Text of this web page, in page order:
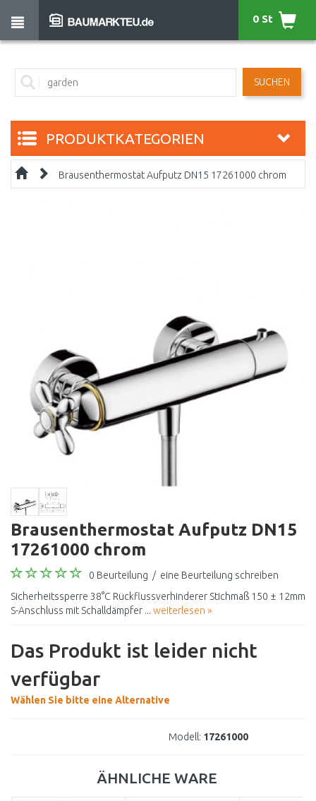
SUCHEN
0 St
PRODUKTKATEGORIEN
Brausenthermostat Aufputz DN15 17261000 chrom
Brausenthermostat Aufputz DN15
17261000 chrom
0 Beurteilung / eine Beurteilung schreiben
Sicherheitssperre 38°C Rückflussverhinderer Stichmaß 150 ± 12mm
S-Anschluss mit Schalldämpfer ... weiterlesen »
Das Produkt ist leider nicht
verfügbar
Wählen Sie bitte eine Alternative
Modell: 17261000
ÄHNLICHE WARE